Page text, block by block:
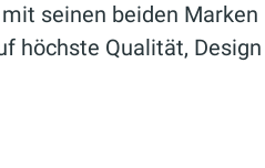
seinen beiden Marken
höchste Qualität, Design